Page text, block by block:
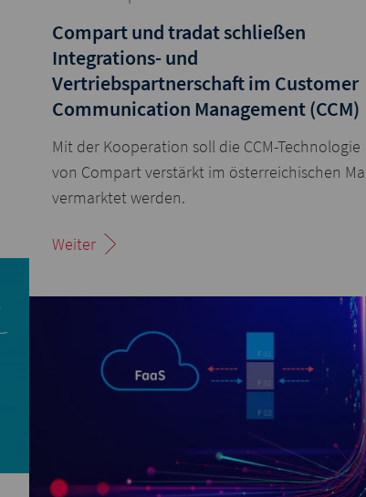
Compart und tradat schließen
Integrations- und
Vertriebspartnerschaft im Customer
Communication Management (CCM)
Mit der Kooperation soll die CCM-Technologie
von Compart verstärkt im österreichischen
vermarktet werden.
Weiter